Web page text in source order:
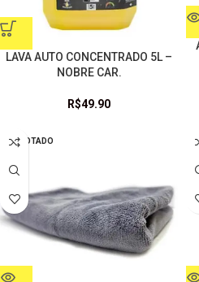
LAVA AUTO CONCENTRADO 5L –
NOBRE CAR.
R$49.90
ESGOTADO